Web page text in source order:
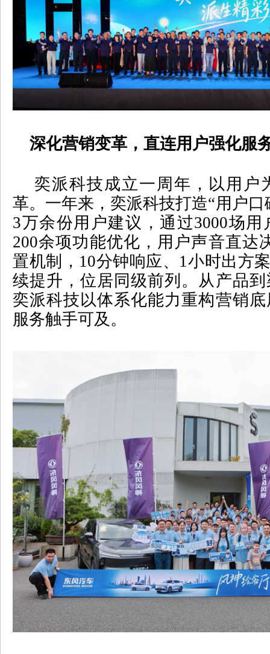
深化营销变革，直连用户强化服
奕派科技成立一周年，以用户
革。一年来，奕派科技打造“用户
3万余份用户建议，通过3000场用
200余项功能优化，用户声音直达
置机制， 10分钟响应、 1小时出方
续提升，位居同级前列。从产品
奕派科技以体系化能力重构营销
服务触手可及。